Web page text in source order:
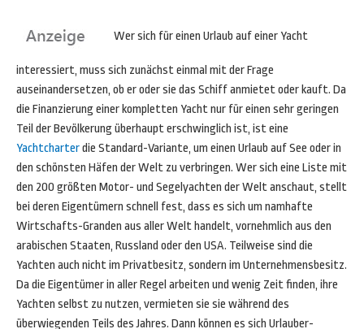
Wer sich für einen Urlaub auf einer Yacht
interessiert, muss sich zunächst einmal mit der Frage
auseinandersetzen, ob er oder sie das Schiff anmietet oder kauft. Da
die Finanzierung einer kompletten Yacht nur für einen sehr geringen
Teil der Bevölkerung überhaupt erschwinglich ist, ist eine
Yachtcharterdie Standard-Variante, um einen Urlaub auf See oder in
den schönsten Häfen der Welt zu verbringen. Wer sich eine Liste mit
den 200 größten Motor- und Segelyachten der Welt anschaut, stellt
bei deren Eigentümern schnell fest, dass es sich um namhafte
Wirtschafts-Granden aus aller Welt handelt, vornehmlich aus den
arabischen Staaten, Russland oder den USA. Teilweise sind die
Yachten auch nicht im Privatbesitz, sondern im Unternehmensbesitz.
Da die Eigentümer in aller Regel arbeiten und wenig Zeit finden, ihre
Yachten selbst zu nutzen, vermieten sie sie während des
überwiegenden Teils des Jahres. Dann können es sich Urlauber-